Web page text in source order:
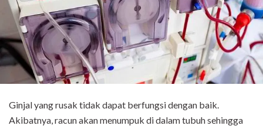
Ginjal yang rusak tidak dapat berfungsi dengan baik.
Akibatnya, racun akan menumpuk di dalam tubuh sehingga